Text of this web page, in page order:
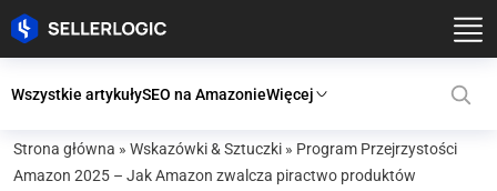
Wszystkie artykułySEO na AmazonieWięcej
Strona główna » Wskazówki & Sztuczki » Program Przejrzystości
Amazon 2025 – Jak Amazon zwalcza piractwo produktów